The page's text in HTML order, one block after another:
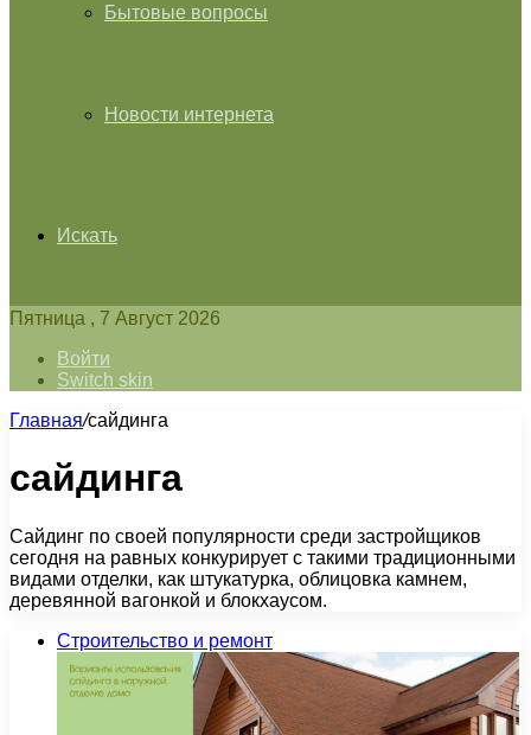
Бытовые вопросы
Новости интернета
Искать
Пятница , 7 Август 2026
Войти
Switch skin
Главная/сайдинга
сайдинга
Сайдинг по своей популярности среди застройщиков
сегодня на равных конкурирует с такими традиционными
видами отделки, как штукатурка, облицовка камнем,
деревянной вагонкой и блокхаусом.
Строительство и ремонт